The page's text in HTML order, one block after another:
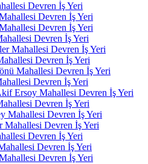
Devren İş Yeri
Devren İş Yeri
Devren İş Yeri
Devren İş Yeri
Mahallesi Devren İş Yeri
Devren İş Yeri
Mahallesi Devren İş Yeri
Devren İş Yeri
Ersoy Mahallesi Devren İş Yeri
Devren İş Yeri
Mahallesi Devren İş Yeri
Mahallesi Devren İş Yeri
Devren İş Yeri
Devren İş Yeri
Devren İş Yeri